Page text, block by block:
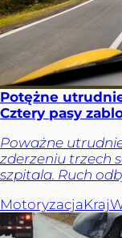
Potężne
Cztery pasy
Poważne
zderzeniu trzech
szpitala. Ruch
MotoryzacjaKraj